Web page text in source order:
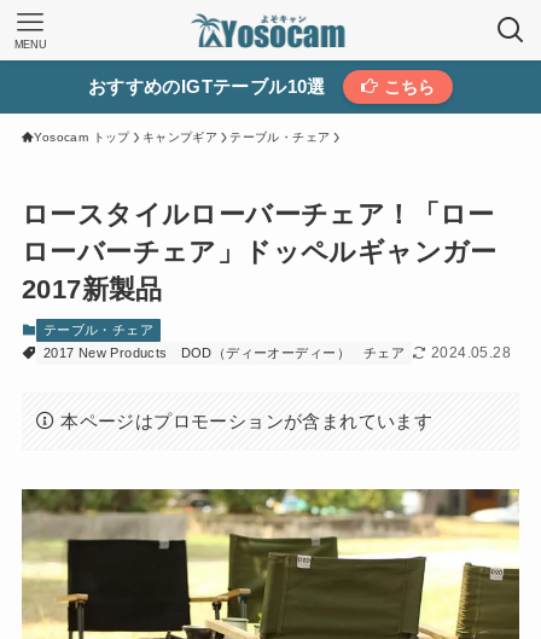
MENU
おすすめのIGTテーブル10選 こちら
Yosocam トップ キャンプギア テーブル・チェア
ロースタイルローバーチェア！「ロー
ローバーチェア」ドッペルギャンガー
2017新製品
テーブル・チェア
2017 New Products
DOD（ディーオーディー） チェア 2024.05.28
本ページはプロモーションが含まれています